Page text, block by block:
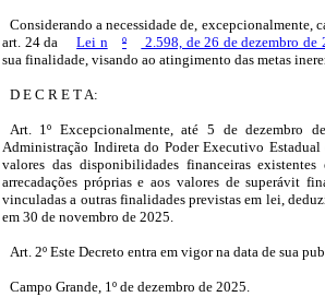
Considerando a necessidade de, excepcionalmente,
art. 24 da
Lei n º 2.598, de 26 de dezembro de
sua finalidade, visando ao atingimento das metas
D E C R E T A:
Art. 1º Excepcionalmente, até 5 de dezembro
Administração Indireta do Poder Executivo Estadual
valores das disponibilidades financeiras
arrecadações próprias e aos valores de superávit
vinculadas a outras finalidades previstas em lei,
em 30 de novembro de 2025.
Art. 2º Este Decreto entra em vigor na data de sua
Campo Grande, 1º de dezembro de 2025.